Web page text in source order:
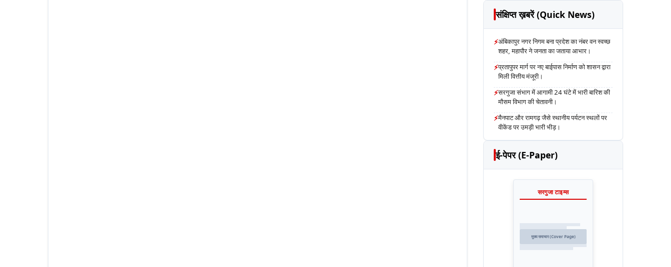
संक्षिप्त ख़बरें (Quick News)
⚡अंबिकापुर नगर निगम बना प्रदेश का नंबर वन स्वच्छ
शहर, महापौर ने जनता का जताया आभार।
⚡प्रतापुपर मार्ग पर नए बाईपास निर्माण को शासन द्वारा
मिली वित्तीय मंजूरी।
⚡सरगुजा संभाग में आगामी 24 घंटे में भारी बारिश की
मौसम विभाग की चेतावनी।
⚡मैनपाट और रामगढ़ जैसे स्थानीय पर्यटन स्थलों पर
वीकेंड पर उमड़ी भारी भीड़।
ई-पेपर (E-Paper)
सरगुजा टाइम्स
मुख्य समाचार (Cover Page)